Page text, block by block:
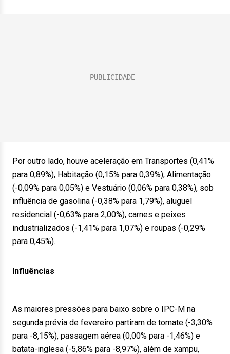
Por outro lado, houve aceleração em Transportes (0,41%
para 0,89%), Habitação (0,15% para 0,39%), Alimentação
(-0,09% para 0,05%) e Vestuário (0,06% para 0,38%), sob
influência de gasolina (-0,38% para 1,79%), aluguel
residencial (-0,63% para 2,00%), carnes e peixes
industrializados (-1,41% para 1,07%) e roupas (-0,29%
para 0,45%).
Influências
As maiores pressões para baixo sobre o IPC-M na
segunda prévia de fevereiro partiram de tomate (-3,30%
para -8,15%), passagem aérea (0,00% para -1,46%) e
batata-inglesa (-5,86% para -8,97%), além de xampu,